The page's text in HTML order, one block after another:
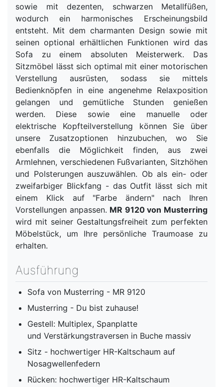
sowie mit dezenten, schwarzen Metallfüßen,
wodurch ein harmonisches Erscheinungsbild
entsteht. Mit dem charmanten Design sowie mit
seinen optional erhältlichen Funktionen wird das
Sofa zu einem absoluten Meisterwerk. Das
Sitzmöbel lässt sich optimal mit einer motorischen
Verstellung ausrüsten, sodass sie mittels
Bedienknöpfen in eine angenehme Relaxposition
gelangen und gemütliche Stunden genießen
werden. Diese sowie eine manuelle oder
elektrische Kopfteilverstellung können Sie über
unsere Zusatzoptionen hinzubuchen, wo Sie
ebenfalls die Möglichkeit finden, aus zwei
Armlehnen, verschiedenen Fußvarianten, Sitzhöhen
und Polsterungen auszuwählen. Ob als ein- oder
zweifarbiger Blickfang - das Outfit lässt sich mit
einem Klick auf "Farbe ändern" nach Ihren
Vorstellungen anpassen. MR 9120 von Musterring
wird mit seiner Gestaltungsfreiheit zum perfekten
Möbelstück, um Ihre persönliche Traumoase zu
erhalten.
Ausführung
Sofa von Musterring - MR 9120
Musterring - Du bist zuhause!
Gestell: Multiplex, Spanplatte
und Verstärkungstraversen in Buche massiv
Sitz - hochwertiger HR-Kaltschaum auf
Nosagwellenfedern
Rücken: hochwertiger HR-Kaltschaum